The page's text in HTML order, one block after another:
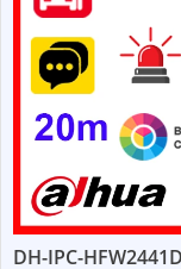
DH-IPC-